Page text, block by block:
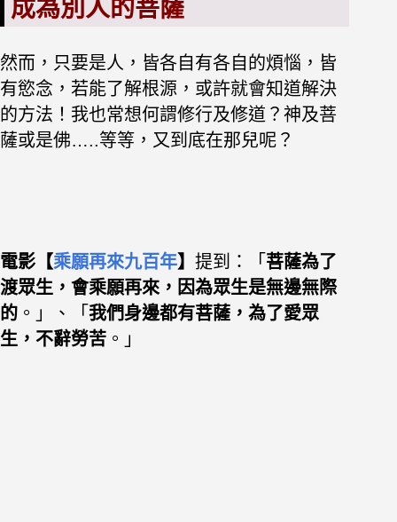
成為別人的菩薩
然而，只要是人，皆各自有各自的煩惱，皆
有慾念， 若能了解根源，或許就會知道解決
的方法！ 我也常想何謂修行及修道？ 神及菩
薩或是佛…..等等，又到底在那兒呢？
電影【乘願再來九百年】 提到：「 菩薩為了
渡眾生，會乘願再來，因為眾生是無邊無際
的 。」、 「 我們身邊都有菩薩，為了愛眾
生，不辭勞苦 。」